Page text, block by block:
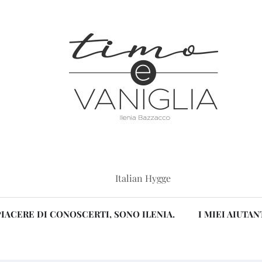
Italian Hygge
DI CONOSCERTI, SONO ILENIA. I MIEI